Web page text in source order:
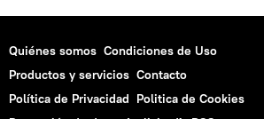
Quiénes somos Condiciones de Uso
Productos y servicios Contacto
Política de Privacidad Politica de Cookies